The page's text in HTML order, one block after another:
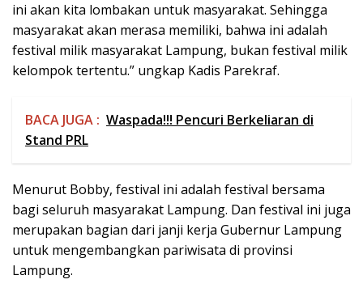
ini akan kita lombakan untuk masyarakat. Sehingga
masyarakat akan merasa memiliki, bahwa ini adalah
festival milik masyarakat Lampung, bukan festival milik
kelompok tertentu.” ungkap Kadis Parekraf.
BACA JUGA : Waspada!!! Pencuri Berkeliaran di
Stand PRL
Menurut Bobby, festival ini adalah festival bersama
bagi seluruh masyarakat Lampung. Dan festival ini juga
merupakan bagian dari janji kerja Gubernur Lampung
untuk mengembangkan pariwisata di provinsi
Lampung.